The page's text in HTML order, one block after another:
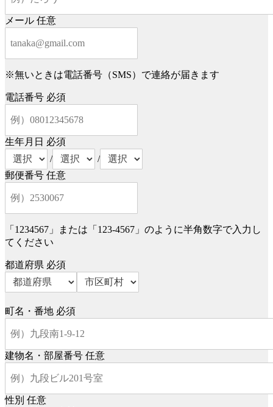
メール 任意
※無いときは電話番号（SMS）で連絡が届きます
電話番号 必須
生年月日 必須
/
/
郵便番号 任意
「1234567」または「123-4567」のように半角数字で入力し
てください
都道府県 必須
町名・番地 必須
建物名・部屋番号 任意
性別 任意